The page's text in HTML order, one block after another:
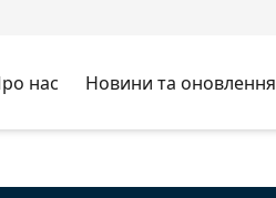
нас Новини та оновлення